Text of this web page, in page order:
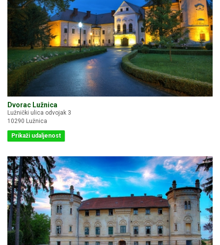
Dvorac Lužnica
Lužnički ulica odvojak 3
10290 Lužnica
Prikaži udaljenost